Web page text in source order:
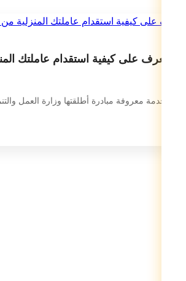
تعرف على كيفية استقدام عاملتك
تعد خدمة معروفة مبادرة أطلقتها وزارة العمل